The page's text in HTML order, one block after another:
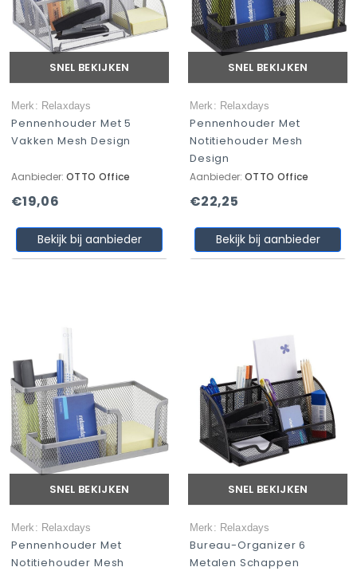
SNEL BEKIJKEN
Merk: Relaxdays
Pennenhouder Met 5
Vakken Mesh Design
Aanbieder: OTTO Office
€19,06
Bekijk bij aanbieder
SNEL BEKIJKEN
Merk: Relaxdays
Pennenhouder Met
Notitiehouder Mesh
Design
Aanbieder: OTTO Office
€22,25
Bekijk bij aanbieder
SNEL BEKIJKEN
Merk: Relaxdays
Pennenhouder Met
Notitiehouder Mesh
SNEL BEKIJKEN
Merk: Relaxdays
Bureau-Organizer 6
Metalen Schappen